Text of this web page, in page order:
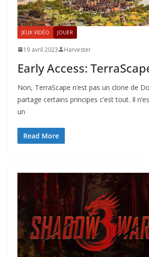
JEUX VIDÉO JOUER
19 avril 2023 Harvester
Early Access:
Non, TerraScape n’est pas un clone de
partage certains principes c’est tout. Il
un
Read More